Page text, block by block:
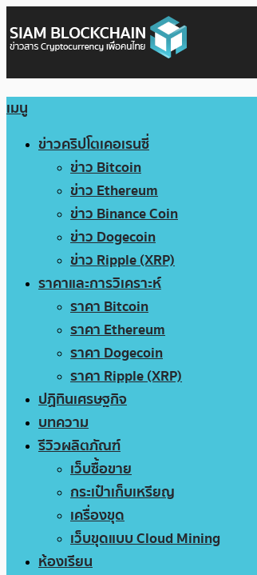
เมนู
ข่าวคริปโตเคอเรนซี่
ข่าว Bitcoin
ข่าว Ethereum
ข่าว Binance Coin
ข่าว Dogecoin
ข่าว Ripple (XRP)
ราคาและการวิเคราะห์
ราคา Bitcoin
ราคา Ethereum
ราคา Dogecoin
ราคา Ripple (XRP)
ปฏิทินเศรษฐกิจ
บทความ
รีวิวผลิตภัณฑ์
เว็บซื้อขาย
กระเป๋าเก็บเหรียญ
เครื่องขุด
เว็บขุดแบบ Cloud Mining
ห้องเรียน